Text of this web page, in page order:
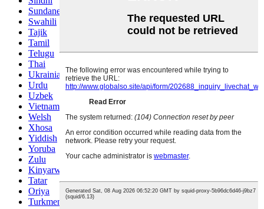
Sundanese
Swahili
Tajik
Tamil
Telugu
Thai
Ukrainian
Urdu
Uzbek
Vietnamese
Welsh
Xhosa
Yiddish
Yoruba
Zulu
Kinyarwanda
Tatar
Oriya
Turkmen